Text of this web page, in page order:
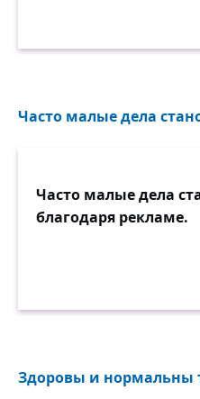
Часто малые дела
Часто малые дела
благодаря рекламе.
Здоровы и нормальны